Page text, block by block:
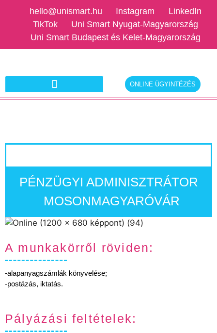
hello@unismart.hu Instagram
LinkedIn
TikTok
Uni Smart Nyugat-Magyarország
Uni Smart Budapest és Kelet-Magyarország
ONLINE ÜGYINTÉZÉS
PÉNZÜGYI ADMINISZTRÁTOR
MOSONMAGYARÓVÁR
A munkakörről röviden:
-alapanyagszámlák könyvelése;
-postázás, iktatás.
Pályázási feltételek: